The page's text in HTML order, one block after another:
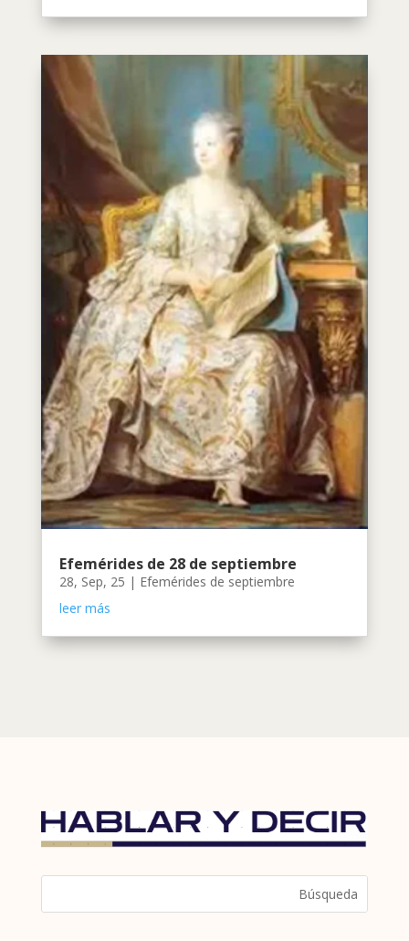
Efemérides de 28 de septiembre
28, Sep, 25 | Efemérides de septiembre
leer más